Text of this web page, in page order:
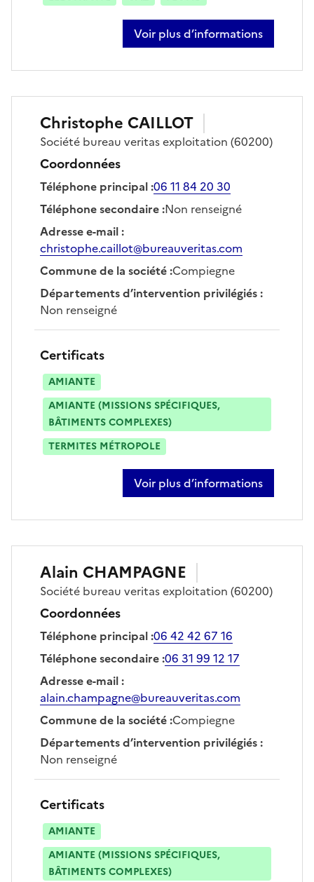
Voir plus d’informations
sur franck degreze
Christophe CAILLOT
Société bureau veritas exploitation (60200)
Coordonnées
Téléphone principal:06 11 84 20 30
Téléphone secondaire:Non renseigné
Adresse e-mail:
christophe.caillot@bureauveritas.com
Commune de la société:Compiegne
Départements d’intervention privilégiés:
Non renseigné
Certificats
AMIANTE
AMIANTE (MISSIONS SPÉCIFIQUES,
BÂTIMENTS COMPLEXES)
TERMITES MÉTROPOLE
Voir plus d’informations
sur christophe caillot
Alain CHAMPAGNE
Société bureau veritas exploitation (60200)
Coordonnées
Téléphone principal:06 42 42 67 16
Téléphone secondaire:06 31 99 12 17
Adresse e-mail:
alain.champagne@bureauveritas.com
Commune de la société:Compiegne
Départements d’intervention privilégiés:
Non renseigné
Certificats
AMIANTE
AMIANTE (MISSIONS SPÉCIFIQUES,
BÂTIMENTS COMPLEXES)